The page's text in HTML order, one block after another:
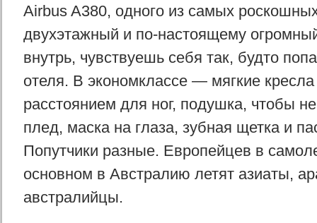
Airbus A380, одного из самых
двухэтажный и по-настоящему
внутрь, чувствуешь себя так, будто
отеля. В экономклассе — мягкие
расстоянием для ног, подушка, чтобы
плед, маска на глаза, зубная щетка и
Попутчики разные. Европейцев в
основном в Австралию летят азиаты,
австралийцы.